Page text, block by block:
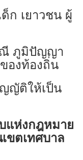
ก เยาวชน ผู้
ณี ภูมิปัญญา
องท้องถิ่น
ญัติให้เป็น
แห่งกฎหมาย
ขตเทศบาล